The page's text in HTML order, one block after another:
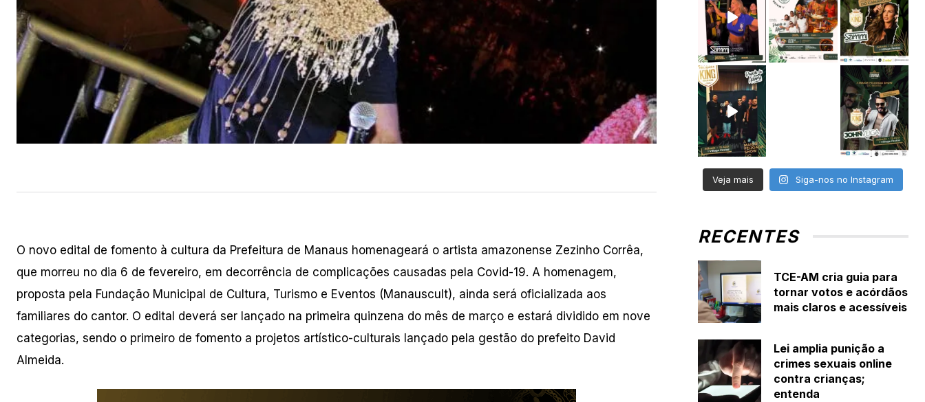
O novo edital de fomento à cultura da Prefeitura de Manaus homenageará o artista amazonense Zezinho Corrêa,
que morreu no dia 6 de fevereiro, em decorrência de complicações causadas pela Covid-19. A homenagem,
proposta pela Fundação Municipal de Cultura, Turismo e Eventos (Manauscult), ainda será oficializada aos
familiares do cantor. O edital deverá ser lançado na primeira quinzena do mês de março e estará dividido em nove
categorias, sendo o primeiro de fomento a projetos artístico-culturais lançado pela gestão do prefeito David
Almeida.
Veja mais Siga-nos no Instagram
RECENTES
TCE-AM cria guia para
tornar votos e acórdãos
mais claros e acessíveis
Lei amplia punição a
crimes sexuais online
contra crianças;
entenda